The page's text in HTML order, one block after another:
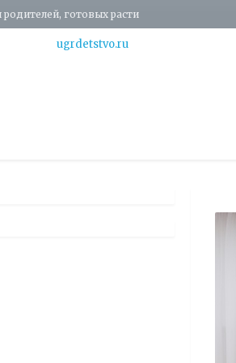
родителей, готовых расти